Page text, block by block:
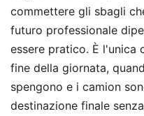
commettere gli sbagli
futuro professionale
essere pratico. È l'unica
fine della giornata,
spengono e i camion
destinazione finale